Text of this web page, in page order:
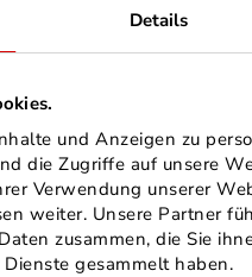
Details
und Anzeigen zu
die Zugriffe auf unsere
Verwendung unserer
weiter. Unsere Partner
zusammen, die Sie
gesammelt haben.
ANLAGEN